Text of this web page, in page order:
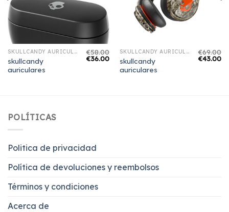
SKULLCANDY AURICULARES
skullcandy
auriculares
€58.00
€36.00
SKULLCANDY AURICULARES
skullcandy
auriculares
€69.00
€43.00
POLÍTICAS
Politica de privacidad
Política de devoluciones y reembolsos
Términos y condiciones
Acerca de